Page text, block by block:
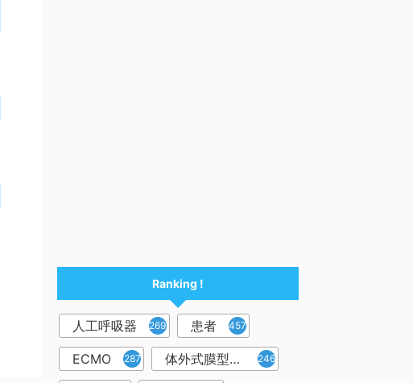
Ranking !
人工呼吸器 2698 患者 457
ECMO 287 体外式膜型人工肺 246